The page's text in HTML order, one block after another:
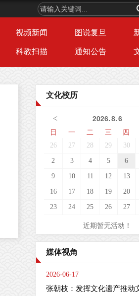
视频新闻 图说复旦
科教扫描 通知公告
文化校历
< 2026.8.6
日
一 二 三 四
26 27 28 29 30
2 3 4 5 6
9 10 11 12 13
16 17 18 19 20
23 24 25 26 27
近期暂无活动！
媒体视角
2026-06-17
张朝枝：发挥文化遗产推动